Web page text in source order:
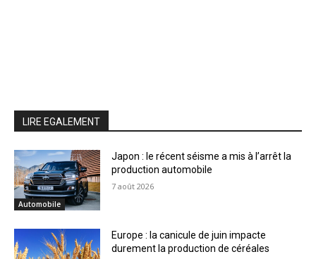
LIRE EGALEMENT
Automobile
Japon : le récent séisme a mis à l’arrêt la
production automobile
7 août 2026
Europe : la canicule de juin impacte
durement la production de céréales